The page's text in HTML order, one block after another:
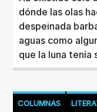
dónde las olas
despeinada
aguas como
que la luna
COLUMNAS